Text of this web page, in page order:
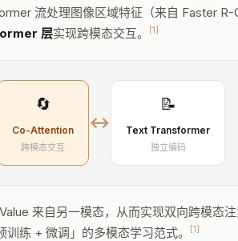
流处理图像区域特征（来自 Faster R-
层实现跨模态交互。 [1]
🔄
Co-Attention
跨模态交互
↔
📝
Text Transformer
独立编码
来自另一模态，从而实现双向跨模态
练 + 微调」的多模态学习范式。
[1]